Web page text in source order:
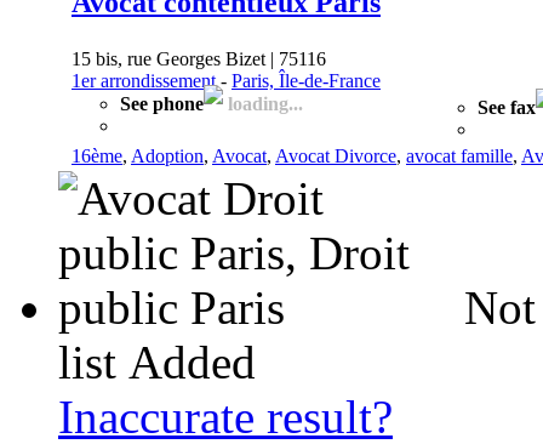
15 bis, rue Georges Bizet | 75116
1er arrondissement- Paris, Île-de-France
See phone
loading... See fax
16ème, Adoption, Avocat, Avocat Divorce, avocat famille,
list Added
Inaccurate result?